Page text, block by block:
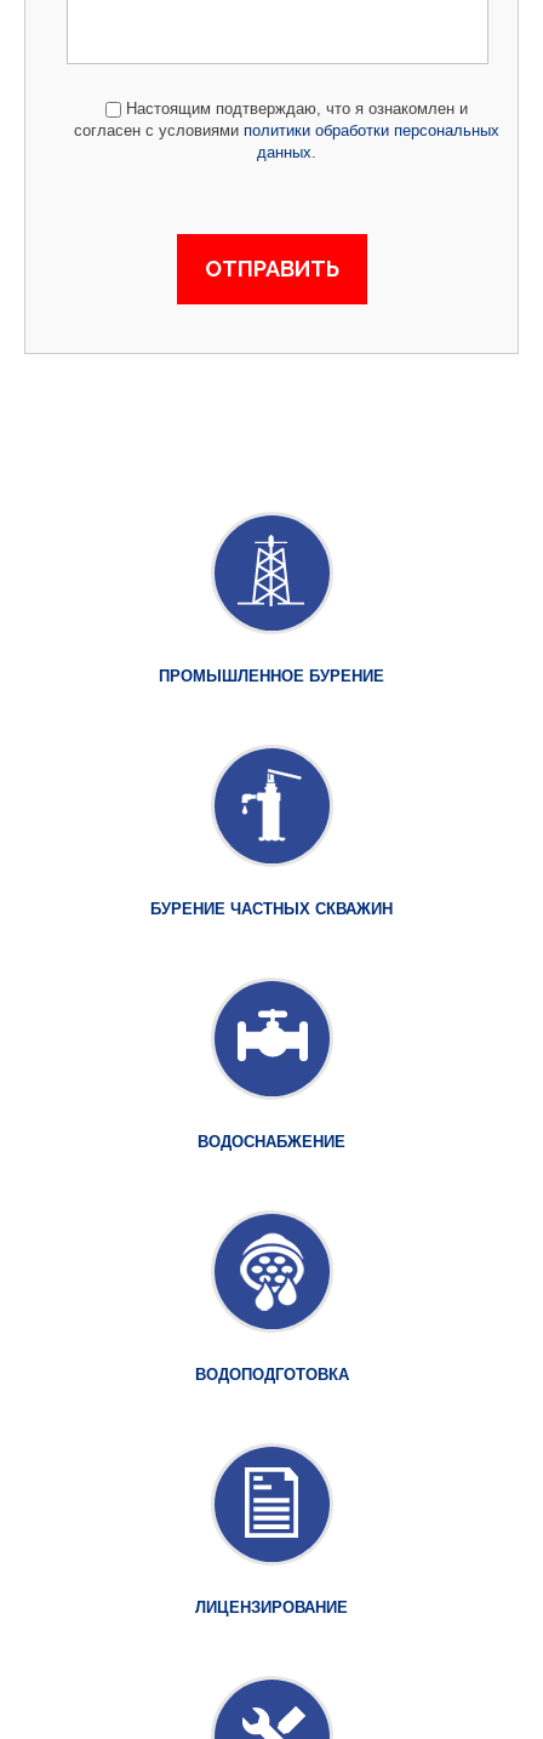
Настоящим подтверждаю, что я ознакомлен и
согласен с условиями политики обработки персональных
данных.
ПРОМЫШЛЕННОЕ БУРЕНИЕ
БУРЕНИЕ ЧАСТНЫХ СКВАЖИН
ВОДОСНАБЖЕНИЕ
ВОДОПОДГОТОВКА
ЛИЦЕНЗИРОВАНИЕ